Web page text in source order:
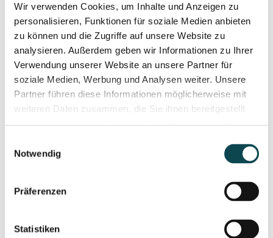
Wir verwenden Cookies, um Inhalte und Anzeigen zu
personalisieren, Funktionen für soziale Medien anbieten
zu können und die Zugriffe auf unsere Website zu
analysieren. Außerdem geben wir Informationen zu Ihrer
Verwendung unserer Website an unsere Partner für
soziale Medien, Werbung und Analysen weiter. Unsere
Partner führen diese Informationen möglicherweise mit
weiteren Daten zusammen, die Sie ihnen bereitgestellt
Notwendig
Präferenzen
Statistiken
Sofwave is the groundbreaking ultrasound technology